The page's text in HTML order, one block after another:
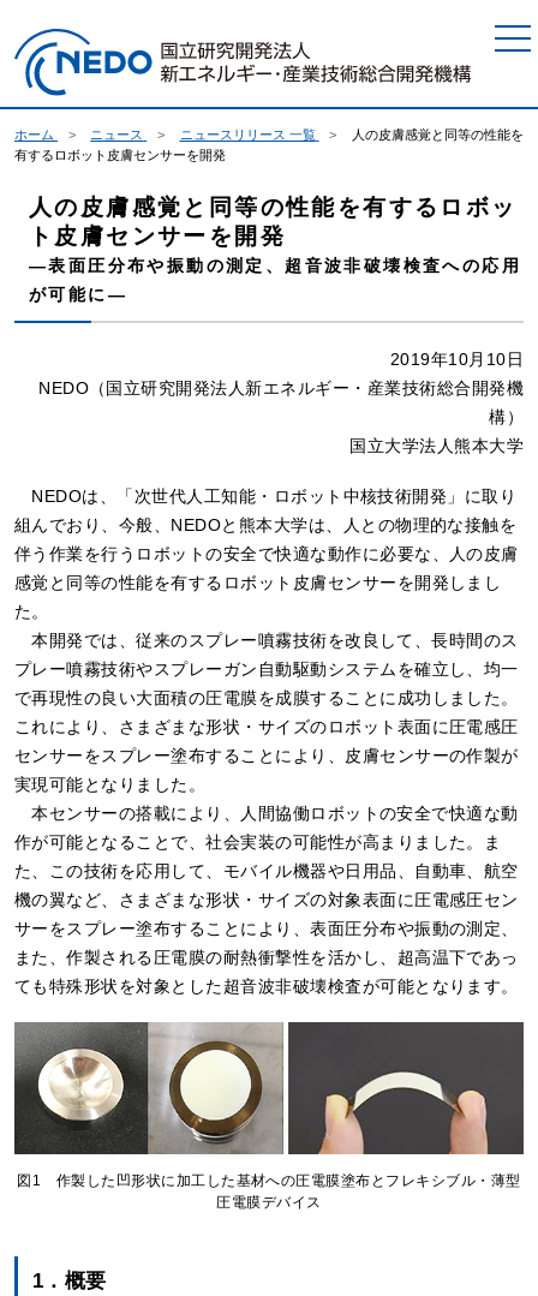
ホーム ニュース ニュースリリース 一覧
人の皮膚感覚と同等の性能を
有するロボット皮膚センサーを開発
人の皮膚感覚と同等の性能を有するロボッ
ト皮膚センサーを開発
―表面圧分布や振動の測定、超音波非破壊検査への応用
が可能に―
2019年10月10日
NEDO（国立研究開発法人新エネルギー・産業技術総合開発機
構）
国立大学法人熊本大学
NEDOは、「次世代人工知能・ロボット中核技術開発」に取り
組んでおり、今般、NEDOと熊本大学は、人との物理的な接触を
伴う作業を行うロボットの安全で快適な動作に必要な、人の皮膚
感覚と同等の性能を有するロボット皮膚センサーを開発しまし
た。
本開発では、従来のスプレー噴霧技術を改良して、長時間のス
プレー噴霧技術やスプレーガン自動駆動システムを確立し、均一
で再現性の良い大面積の圧電膜を成膜することに成功しました。
これにより、さまざまな形状・サイズのロボット表面に圧電感圧
センサーをスプレー塗布することにより、皮膚センサーの作製が
実現可能となりました。
本センサーの搭載により、人間協働ロボットの安全で快適な動
作が可能となることで、社会実装の可能性が高まりました。ま
た、この技術を応用して、モバイル機器や日用品、自動車、航空
機の翼など、さまざまな形状・サイズの対象表面に圧電感圧セン
サーをスプレー塗布することにより、表面圧分布や振動の測定、
また、作製される圧電膜の耐熱衝撃性を活かし、超高温下であっ
ても特殊形状を対象とした超音波非破壊検査が可能となります。
図1 作製した凹形状に加工した基材への圧電膜塗布とフレキシブル・薄型
圧電膜デバイス
1．概要